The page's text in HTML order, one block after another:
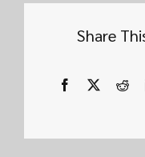
Share
Facebook
X